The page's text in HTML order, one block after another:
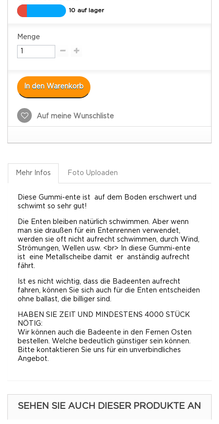
10 auf lager
Menge
In den Warenkorb
Auf meine Wunschliste
Mehr Infos Foto Uploaden
Diese Gummi-ente ist auf dem Boden erschwert und
schwimt so sehr gut!
Die Enten bleiben natürlich schwimmen. Aber wenn
man sie draußen für ein Entenrennen verwendet,
werden sie oft nicht aufrecht schwimmen, durch Wind,
Strömungen, Wellen usw. <br> In diese Gummi-ente
ist eine Metallscheibe damit er anständig aufrecht
fährt.
Ist es nicht wichtig, dass die Badeenten aufrecht
fahren, können Sie sich auch für die Enten entscheiden
ohne ballast, die billiger sind.
HABEN SIE ZEIT UND MINDESTENS 4000 STÜCK
NÖTIG:
Wir können auch die Badeente in den Fernen Osten
bestellen. Welche bedeutlich günstiger sein können.
Bitte kontaktieren Sie uns für ein unverbindliches
Angebot.
SEHEN SIE AUCH DIESER PRODUKTE AN